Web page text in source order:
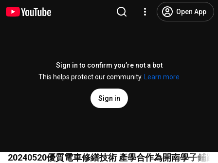
Open App
Sign in to confirm you’re not a bot
This helps protect our community.
Learn more
Sign in
20240520優質電車修繕技術 產學合作為開南學子鋪